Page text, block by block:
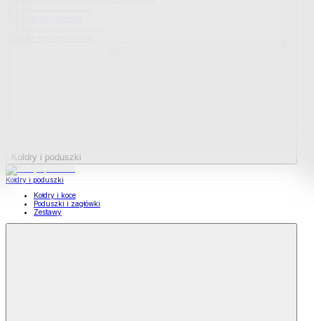
Kołdry i poduszki
Kołdry i poduszki
Kołdry i koce
Poduszki i zagłówki
Zestawy